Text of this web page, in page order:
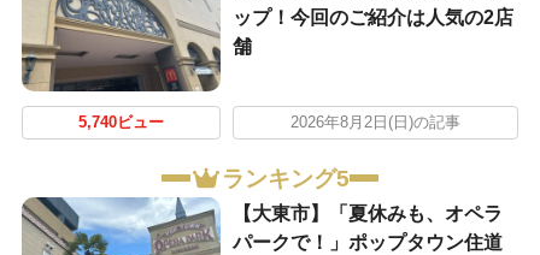
ップ！今回のご紹介は人気の2店
舗
5,740ビュー 2026年8月2日(日)の記事
ランキング5
【大東市】「夏休みも、オペラ
パークで！」ポップタウン住道